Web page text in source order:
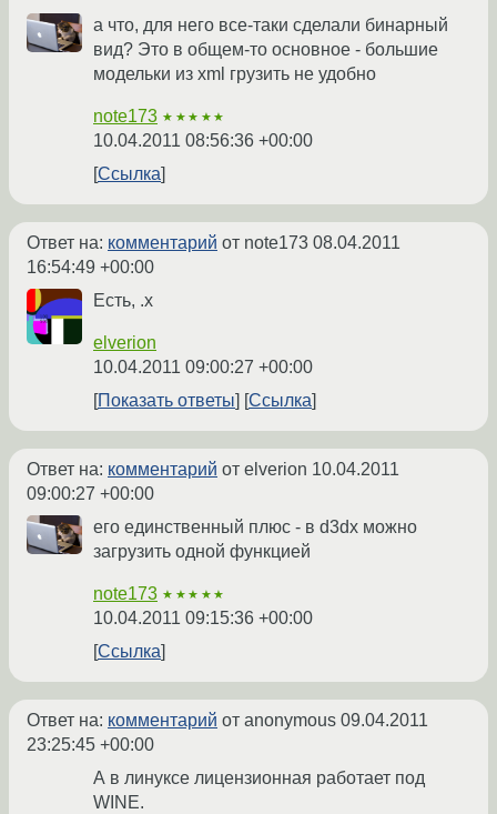
а что, для него все-таки сделали бинарный
вид? Это в общем-то основное - большие
модельки из xml грузить не удобно
note173 ★★★★★
10.04.2011 08:56:36 +00:00
Ссылка
Ответ на: комментарий от note173 08.04.2011
16:54:49 +00:00
Есть, .x
elverion
10.04.2011 09:00:27 +00:00
Показать ответы
Ссылка
Ответ на: комментарий от elverion 10.04.2011
09:00:27 +00:00
его единственный плюс - в d3dx можно
загрузить одной функцией
note173 ★★★★★
10.04.2011 09:15:36 +00:00
Ссылка
Ответ на: комментарий от anonymous 09.04.2011
23:25:45 +00:00
А в линуксе лицензионная работает под
WINE.